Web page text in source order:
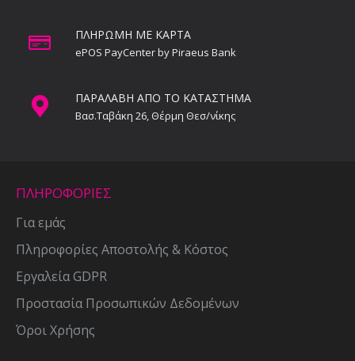
ΠΛΗΡΩΜΗ ΜΕ ΚΑΡΤΑ
ePOS PayCenter by Piraeus Bank
ΠΑΡΑΛΑΒΗ ΑΠΟ ΤΟ ΚΑΤΑΣΤΗΜΑ
Βασ.Ταβάκη 26, Θέρμη Θεσ/νίκης
ΠΛΗΡΟΦΟΡΙΕΣ
Για εμάς
Πληροφορίες Αποστολής & Κόστος
Εργαλεία GDPR
Προστασία Προσωπικών Δεδομένων
Όροι Χρήσης